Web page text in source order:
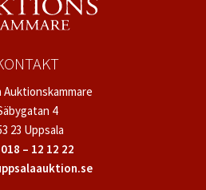
Auktionskammare
4
23 Uppsala
018 – 12 12 22